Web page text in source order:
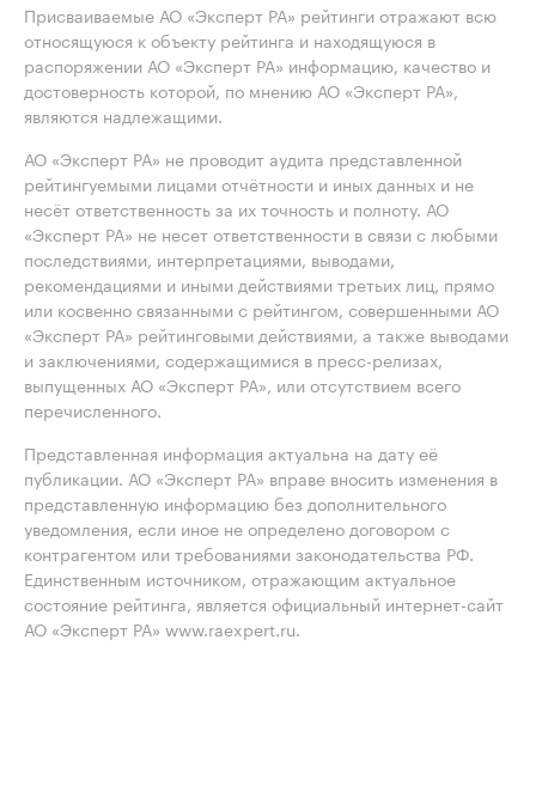
Присваиваемые АО «Эксперт РА» рейтинги отражают всю
относящуюся к объекту рейтинга и находящуюся в
распоряжении АО «Эксперт РА» информацию, качество и
достоверность которой, по мнению АО «Эксперт РА»,
являются надлежащими.
АО «Эксперт РА» не проводит аудита представленной
рейтингуемыми лицами отчётности и иных данных и не
несёт ответственность за их точность и полноту. АО
«Эксперт РА» не несет ответственности в связи с любыми
последствиями, интерпретациями, выводами,
рекомендациями и иными действиями третьих лиц, прямо
или косвенно связанными с рейтингом, совершенными АО
«Эксперт РА» рейтинговыми действиями, а также выводами
и заключениями, содержащимися в пресс-релизах,
выпущенных АО «Эксперт РА», или отсутствием всего
перечисленного.
Представленная информация актуальна на дату её
публикации. АО «Эксперт РА» вправе вносить изменения в
представленную информацию без дополнительного
уведомления, если иное не определено договором с
контрагентом или требованиями законодательства РФ.
Единственным источником, отражающим актуальное
состояние рейтинга, является официальный интернет-сайт
АО «Эксперт РА» www.raexpert.ru.